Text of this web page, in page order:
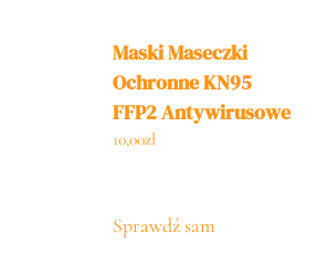
Maski Maseczki
Ochronne KN95
FFP2 Antywirusowe
x8
10,00zł
Sprawdź sam